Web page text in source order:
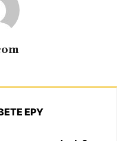
EPY